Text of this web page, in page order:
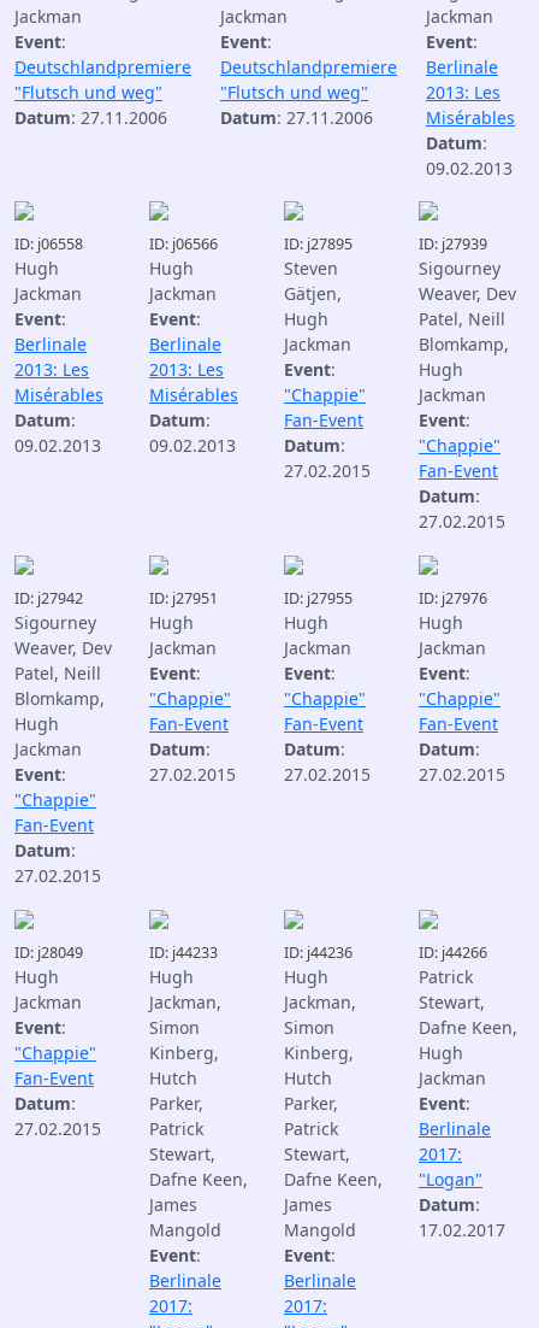
Jackman
Event:
Deutschlandpremiere
"Flutsch und weg"
Datum: 27.11.2006
Jackman
Event:
Deutschlandpremiere
"Flutsch und weg"
Datum: 27.11.2006
Jackman
Event:
Berlinale
2013: Les
Misérables
Datum:
09.02.2013
ID: j06558
Hugh
Jackman
Event:
Berlinale
2013: Les
Misérables
Datum:
09.02.2013
ID: j06566
Hugh
Jackman
Event:
Berlinale
2013: Les
Misérables
Datum:
09.02.2013
ID: j27895
Steven
Gätjen,
Hugh
Jackman
Event:
"Chappie"
Fan-Event
Datum:
27.02.2015
ID: j27939
Sigourney
Weaver, Dev
Patel, Neill
Blomkamp,
Hugh
Jackman
Event:
"Chappie"
Fan-Event
Datum:
27.02.2015
ID: j27942
Sigourney
Weaver, Dev
Patel, Neill
Blomkamp,
Hugh
Jackman
Event:
"Chappie"
Fan-Event
Datum:
27.02.2015
ID: j27951
Hugh
Jackman
Event:
"Chappie"
Fan-Event
Datum:
27.02.2015
ID: j27955
Hugh
Jackman
Event:
"Chappie"
Fan-Event
Datum:
27.02.2015
ID: j27976
Hugh
Jackman
Event:
"Chappie"
Fan-Event
Datum:
27.02.2015
ID: j28049
Hugh
Jackman
Event:
"Chappie"
Fan-Event
Datum:
27.02.2015
ID: j44233
Hugh
Jackman,
Simon
Kinberg,
Hutch
Parker,
Patrick
Stewart,
Dafne Keen,
James
Mangold
Event:
Berlinale
2017:
ID: j44236
Hugh
Jackman,
Simon
Kinberg,
Hutch
Parker,
Patrick
Stewart,
Dafne Keen,
James
Mangold
Event:
Berlinale
2017:
ID: j44266
Patrick
Stewart,
Dafne Keen,
Hugh
Jackman
Event:
Berlinale
2017:
"Logan"
Datum:
17.02.2017